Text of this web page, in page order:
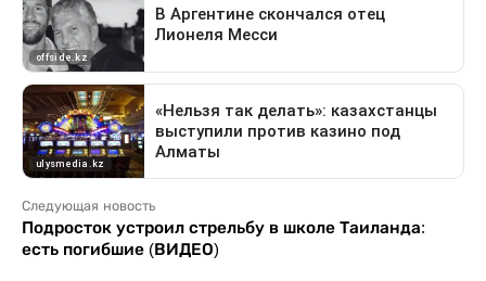
Следующая новость
Подросток устроил стрельбу в школе Таиланда:
есть погибшие (ВИДЕО)